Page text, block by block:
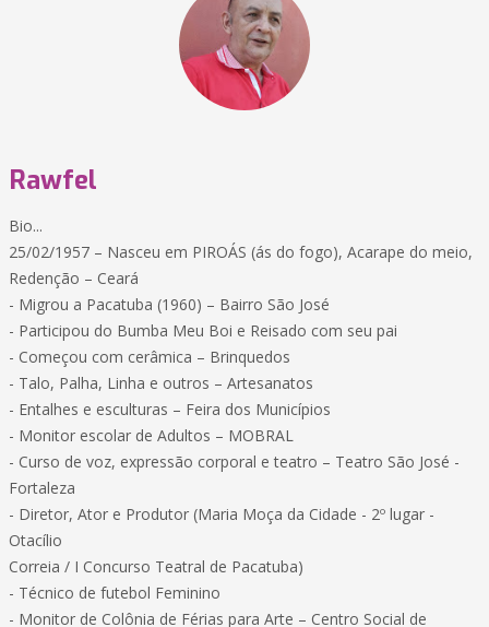
Rawfel
Bio...
25/02/1957 – Nasceu em PIROÁS (ás do fogo), Acarape do meio,
Redenção – Ceará
- Migrou a Pacatuba (1960) – Bairro São José
- Participou do Bumba Meu Boi e Reisado com seu pai
- Começou com cerâmica – Brinquedos
- Talo, Palha, Linha e outros – Artesanatos
- Entalhes e esculturas – Feira dos Municípios
- Monitor escolar de Adultos – MOBRAL
- Curso de voz, expressão corporal e teatro – Teatro São José -
Fortaleza
- Diretor, Ator e Produtor (Maria Moça da Cidade - 2º lugar -
Otacílio
Correia / I Concurso Teatral de Pacatuba)
- Técnico de futebol Feminino
- Monitor de Colônia de Férias para Arte – Centro Social de